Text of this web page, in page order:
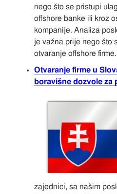
nego što se pristupi
offshore banke ili kroz
kompanije. Analiza
je važna prije nego što
otvaranje offshore firme.
Otvaranje firme u
boravišne dozvole za
zajednici, sa našim